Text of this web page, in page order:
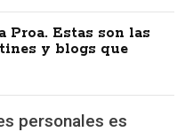
Proa. Estas son las
y blogs que
personales es